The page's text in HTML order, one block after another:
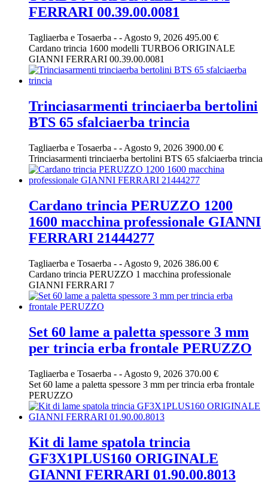
FERRARI 00.39.00.0081
Tagliaerba e Tosaerba - - Agosto 9, 2026 495.00 €
Cardano trincia 1600 modelli TURBO6 ORIGINALE
GIANNI FERRARI 00.39.00.0081
Trinciasarmenti trinciaerba bertolini
BTS 65 sfalciaerba trincia
Tagliaerba e Tosaerba - - Agosto 9, 2026 3900.00 €
Trinciasarmenti trinciaerba bertolini BTS 65 sfalciaerba trincia
Cardano trincia PERUZZO 1200
1600 macchina professionale GIANNI
FERRARI 21444277
Tagliaerba e Tosaerba - - Agosto 9, 2026 386.00 €
Cardano trincia PERUZZO 1 macchina professionale
GIANNI FERRARI 7
Set 60 lame a paletta spessore 3 mm
per trincia erba frontale PERUZZO
Tagliaerba e Tosaerba - - Agosto 9, 2026 370.00 €
Set 60 lame a paletta spessore 3 mm per trincia erba frontale
PERUZZO
Kit di lame spatola trincia
GF3X1PLUS160 ORIGINALE
GIANNI FERRARI 01.90.00.8013